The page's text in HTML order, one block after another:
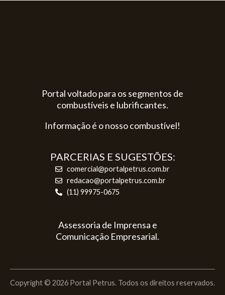
Portal voltado para os segmentos de
combustíveis e lubrificantes.
Informação é o nosso combustível!
PARCERIAS E SUGESTÕES:
comercial@portalpetrus.com.br
redacao@portalpetrus.com.br
(11) 99975-0675
Assessoria de Imprensa e
Comunicação Empresarial.
Copyright © 2026 Portal Petrus. Todos os direitos reservados.